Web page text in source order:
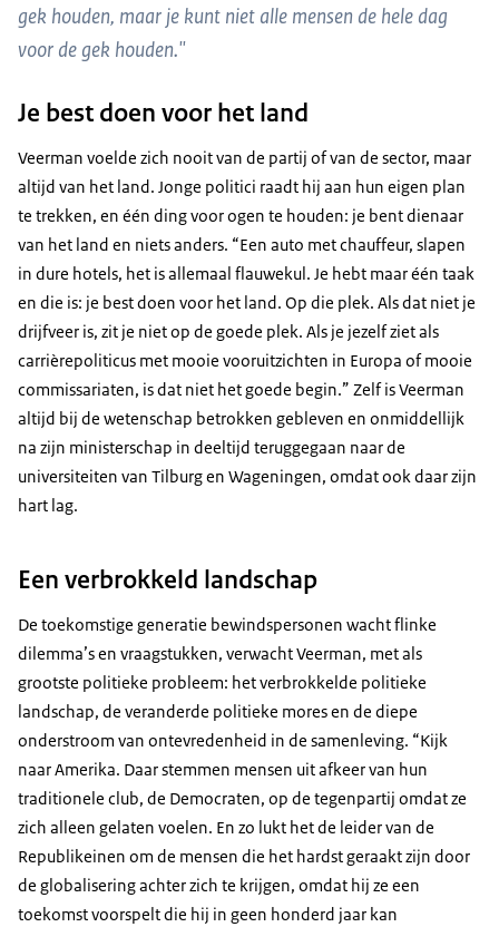
gek houden, maar je kunt niet alle mensen de hele dag
voor de gek houden."
Je best doen voor het land
Veerman voelde zich nooit van de partij of van de sector, maar
altijd van het land. Jonge politici raadt hij aan hun eigen plan
te trekken, en één ding voor ogen te houden: je bent dienaar
van het land en niets anders. “Een auto met chauffeur, slapen
in dure hotels, het is allemaal flauwekul. Je hebt maar één taak
en die is: je best doen voor het land. Op die plek. Als dat niet je
drijfveer is, zit je niet op de goede plek. Als je jezelf ziet als
carrièrepoliticus met mooie vooruitzichten in Europa of mooie
commissariaten, is dat niet het goede begin.” Zelf is Veerman
altijd bij de wetenschap betrokken gebleven en onmiddellijk
na zijn ministerschap in deeltijd teruggegaan naar de
universiteiten van Tilburg en Wageningen, omdat ook daar zijn
hart lag.
Een verbrokkeld landschap
De toekomstige generatie bewindspersonen wacht flinke
dilemma’s en vraagstukken, verwacht Veerman, met als
grootste politieke probleem: het verbrokkelde politieke
landschap, de veranderde politieke mores en de diepe
onderstroom van ontevredenheid in de samenleving. “Kijk
naar Amerika. Daar stemmen mensen uit afkeer van hun
traditionele club, de Democraten, op de tegenpartij omdat ze
zich alleen gelaten voelen. En zo lukt het de leider van de
Republikeinen om de mensen die het hardst geraakt zijn door
de globalisering achter zich te krijgen, omdat hij ze een
toekomst voorspelt die hij in geen honderd jaar kan